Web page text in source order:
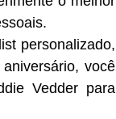
personalizado,
você
Vedder para